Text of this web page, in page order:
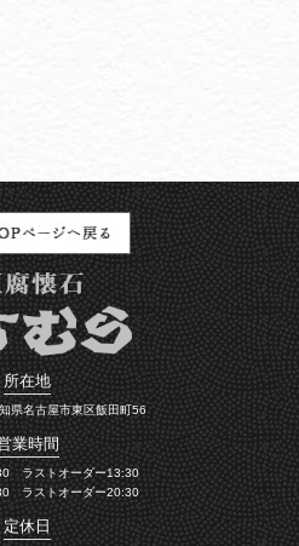
所在地
県名古屋市東区飯田町56
業時間
ラストオーダー13:30
ラストオーダー20:30
定休日